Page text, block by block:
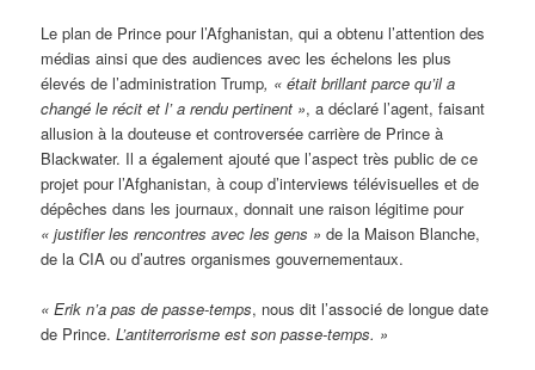
Le plan de Prince pour l’Afghanistan, qui a obtenu l’attention des
médias ainsi que des audiences avec les échelons les plus
élevés de l’administration Trump, « était brillant parce qu’il a
changé le récit et l’ a rendu pertinent », a déclaré l’agent, faisant
allusion à la douteuse et controversée carrière de Prince à
Blackwater. Il a également ajouté que l’aspect très public de ce
projet pour l’Afghanistan, à coup d’interviews télévisuelles et de
dépêches dans les journaux, donnait une raison légitime pour
« justifier les rencontres avec les gens » de la Maison Blanche,
de la CIA ou d’autres organismes gouvernementaux.
« Erik n’a pas de passe-temps, nous dit l’associé de longue date
de Prince.L’antiterrorisme est son passe-temps. »